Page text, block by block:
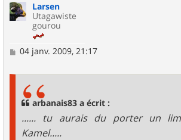
Larsen
Utagawiste
gourou
M
04 janv. 2009, 21:17
arbanais83 a écrit :
...... tu aurais du porter un
Kamel.....